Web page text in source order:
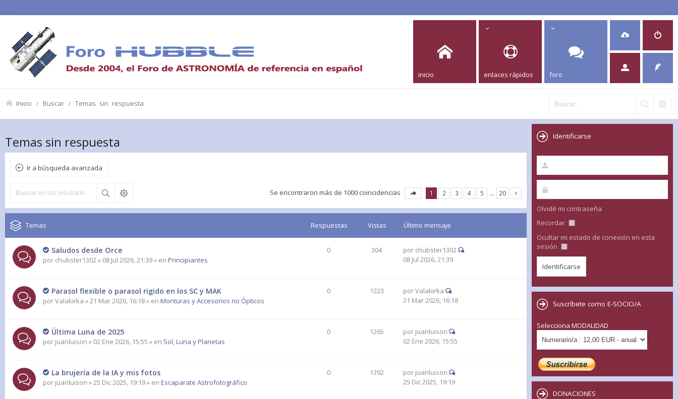
inicio enlaces rápidos foro
Inicio Buscar Temas sin respuesta
Temas sin respuesta
Ir a búsqueda avanzada
Se encontraron más de 1000 coincidencias 1 2 3 4 5 … 20
Temas Respuestas Vistas Último mensaje
Saludos desde Orce
por chubster1302» 08 Jul 2026, 21:39 » en Principiantes
0 304 por chubster1302
08 Jul 2026, 21:39
Parasol flexible o parasol rigido en los SC y MAK
porValakirka » 21 Mar 2026, 16:18 » en Monturas y Accesorios no Ópticos
0 1223 porValakirka
21 Mar 2026, 16:18
Última Luna de 2025
por juanluison » 02 Ene 2026, 15:55 » en Sol, Luna y Planetas
0 1265 por juanluison
02 Ene 2026, 15:55
La brujería de la IA y mis fotos
por juanluison » 25 Dic 2025, 19:19 » en Escaparate Astrofotográfico
0 1392 por juanluison
25 Dic 2025, 19:19
Identificarse
Olvidé mi contraseña
Recordar
Ocultar mi estado de conexión en esta
sesión
Suscríbete como E-SOCIO/A
Selecciona MODALIDAD
DONACIONES